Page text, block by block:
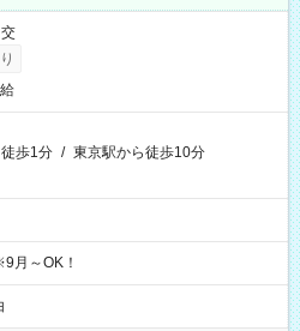
歩1分 / 東京駅から徒歩10分
～OK！